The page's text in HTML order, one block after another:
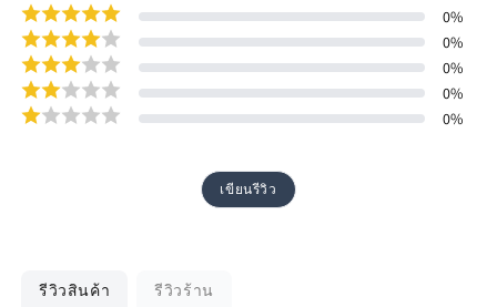
0%
0%
0%
0%
0%
เขียนรีวิว
รีวิวสินค้า รีวิวร้าน